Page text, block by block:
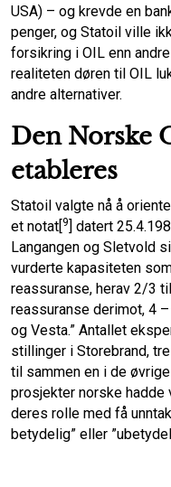
USA) – og krevde en
penger, og Statoil ville
forsikring i OIL enn
realiteten døren til OIL
andre alternativer.
Den Norske
etableres
Statoil valgte nå å
et notat[9] datert
Langangen og Sletvold
vurderte kapasiteten
reassuranse, herav 2/3
reassuranse derimot, 4
og Vesta.” Antallet
stillinger i Storebrand,
til sammen en i de
prosjekter norske
deres rolle med få
betydelig” eller